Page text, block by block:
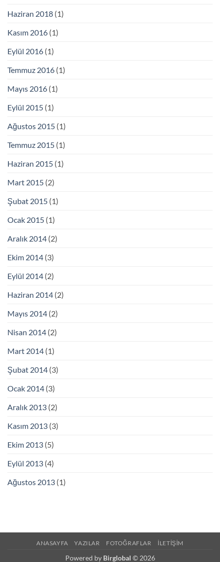
Haziran 2018 (1)
Kasım 2016 (1)
Eylül 2016 (1)
Temmuz 2016 (1)
Mayıs 2016 (1)
Eylül 2015 (1)
Ağustos 2015 (1)
Temmuz 2015 (1)
Haziran 2015 (1)
Mart 2015 (2)
Şubat 2015 (1)
Ocak 2015 (1)
Aralık 2014 (2)
Ekim 2014 (3)
Eylül 2014 (2)
Haziran 2014 (2)
Mayıs 2014 (2)
Nisan 2014 (2)
Mart 2014 (1)
Şubat 2014 (3)
Ocak 2014 (3)
Aralık 2013 (2)
Kasım 2013 (3)
Ekim 2013 (5)
Eylül 2013 (4)
Ağustos 2013 (1)
ANASAYFA YAZILAR FOTOĞRAFLAR İLETIŞIM
Powered by Birglobal © 2026